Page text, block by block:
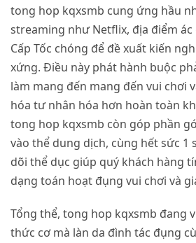
tong hop kqxsmb cung ứng hầu
streaming như Netflix, địa điểm
Cấp Tốc chóng để đề xuất kiến
xứng. Điều này phát hành buộc
làm mang đến mang đến vui chơi
hóa tư nhân hóa hơn hoàn toàn
tong hop kqxsmb còn góp phần
vào thể dung dịch, cùng hết sức 1
dõi thể dục giúp quý khách hàng
dạng toán hoạt đụng vui chơi và
Tổng thể, tong hop kqxsmb đang
thức cơ mà làn da đình tác đụng